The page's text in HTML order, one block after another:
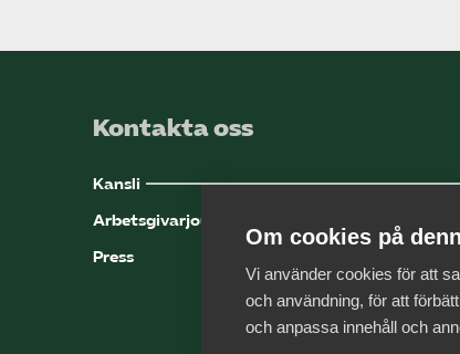
Kontakta oss
Kansli
Arbetsgivarjouren
Press
Om cookies på
Vi använder cookies för att
och användning, för att
och anpassa innehåll och